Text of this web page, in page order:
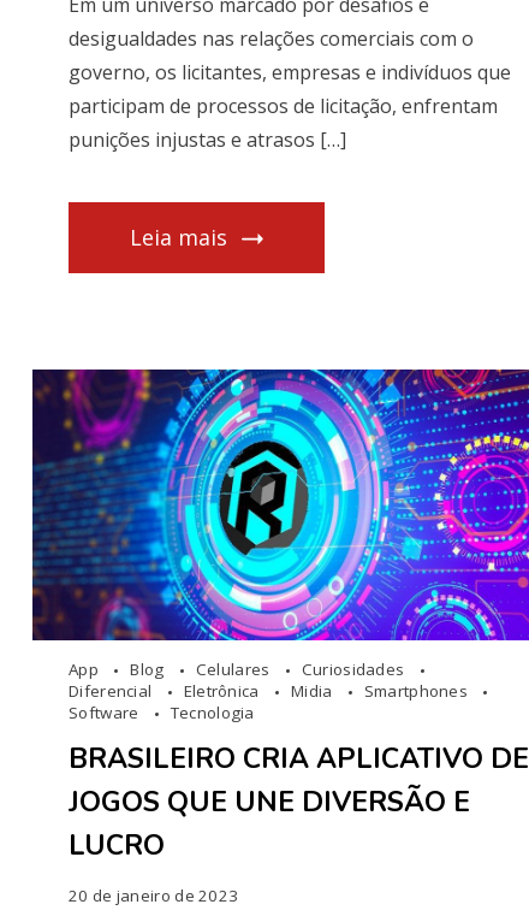
desigualdades nas relações comerciais com o
governo, os licitantes, empresas e indivíduos que
participam de processos de licitação, enfrentam
punições injustas e atrasos […]
Leia mais
App Blog Celulares
Curiosidades
Diferencial
Eletrônica Midia
Smartphones
Software
Tecnologia
BRASILEIRO CRIA APLICATIVO DE
JOGOS QUE UNE DIVERSÃO E
LUCRO
20 de janeiro de 2023